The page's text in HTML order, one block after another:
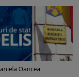
Oancea